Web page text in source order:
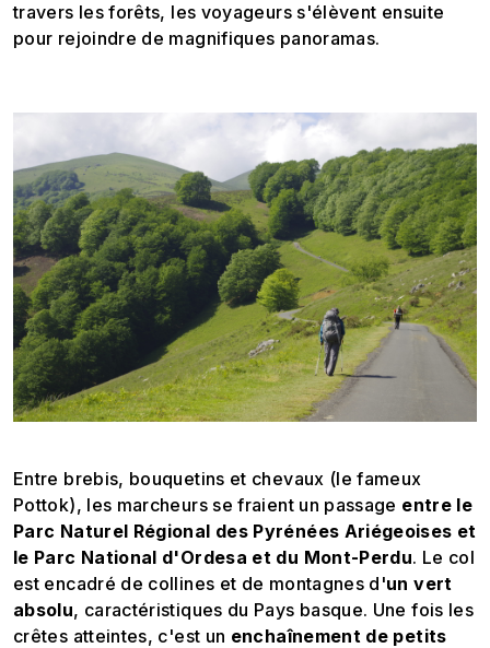
travers les forêts, les voyageurs s'élèvent ensuite
pour rejoindre de magnifiques panoramas.
Entre brebis, bouquetins et chevaux (le fameux
Pottok), les marcheurs se fraient un passage entre le
Parc Naturel Régional des Pyrénées Ariégeoises et
le Parc National d'Ordesa et du Mont-Perdu. Le col
est encadré de collines et de montagnes d'un vert
absolu, caractéristiques du Pays basque. Une fois les
crêtes atteintes, c'est un enchaînement de petits